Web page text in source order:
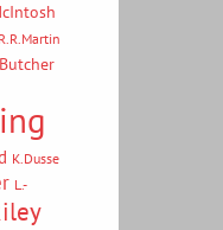
K.Dusse
L.-